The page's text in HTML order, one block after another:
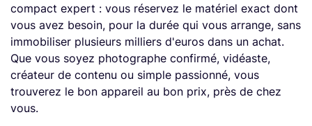
compact expert : vous réservez le matériel exact dont
vous avez besoin, pour la durée qui vous arrange, sans
immobiliser plusieurs milliers d'euros dans un achat.
Que vous soyez photographe confirmé, vidéaste,
créateur de contenu ou simple passionné, vous
trouverez le bon appareil au bon prix, près de chez
vous.